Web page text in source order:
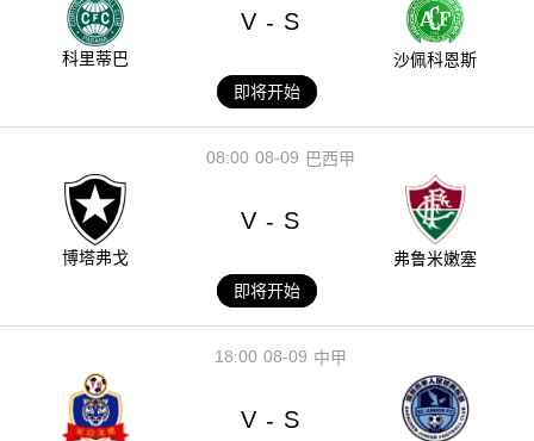
科里蒂巴
V - S
沙佩科恩斯
即将开始
08-09
08:00 巴西甲
博塔弗戈
V - S
弗鲁米嫩塞
即将开始
08-09
18:00 中甲
V - S